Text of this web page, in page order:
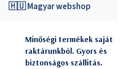
🇭🇺 Magyar webshop
Minőségi termékek saját
raktárunkból. Gyors és
biztonságos szállitás.